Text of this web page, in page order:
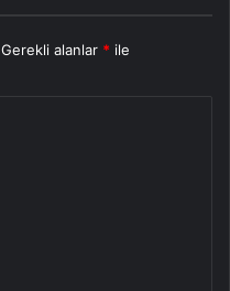
Gerekli alanlar * ile